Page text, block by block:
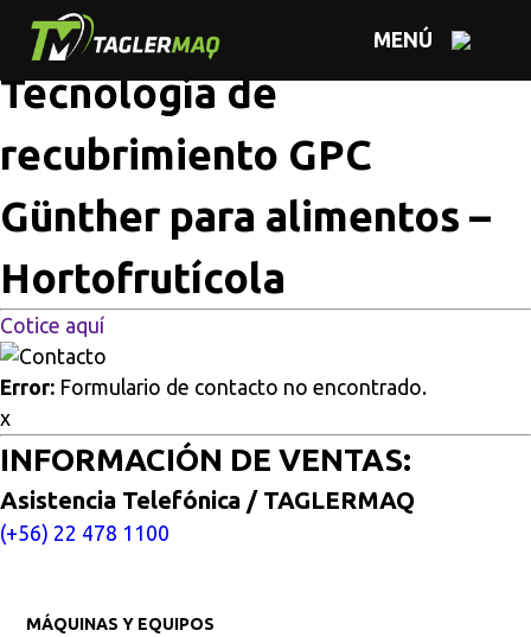
MENÚ
Multisitios
Günther para alimentos – Hortofrutícola
Tecnología de
recubrimiento GPC
Günther para alimentos –
Hortofrutícola
Cotice aquí
Error: Formulario de contacto no encontrado.
x
INFORMACIÓN DE VENTAS:
Asistencia Telefónica / TAGLERMAQ
(+56) 22 478 1100
MÁQUINAS Y EQUIPOS